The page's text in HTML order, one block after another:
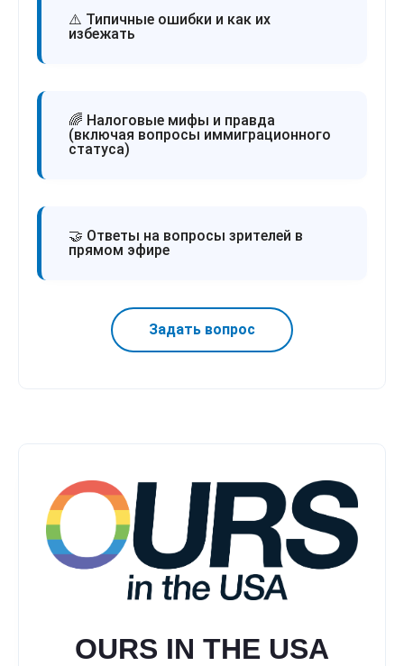
⚠️ Типичные ошибки и как их
избежать
🌈 Налоговые мифы и правда
(включая вопросы иммиграционного
статуса)
🤝 Ответы на вопросы зрителей в
прямом эфире
Задать вопрос
OURS IN THE USA